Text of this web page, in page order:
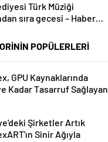
Türk Müziği
sıra gecesi – Haber
POPÜLERLERİ
GPU Kaynaklarında
Kadar Tasarruf Sağlayan
Şirketler Artık
Sinir Ağıyla